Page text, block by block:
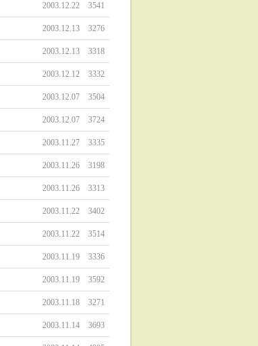
2003.12.22 3541
2003.12.13 3276
2003.12.13 3318
2003.12.12 3332
2003.12.07 3504
2003.12.07 3724
2003.11.27 3335
2003.11.26 3198
2003.11.26 3313
2003.11.22 3402
2003.11.22 3514
2003.11.19 3336
2003.11.19 3592
2003.11.18 3271
2003.11.14 3693